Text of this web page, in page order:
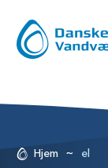
Hjem ~ el